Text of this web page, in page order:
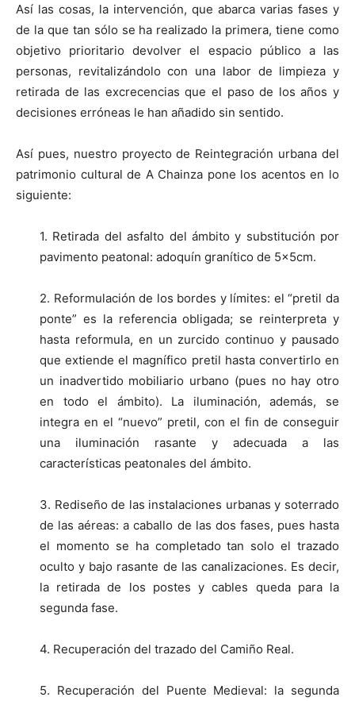
Así las cosas, la intervención, que abarca varias fases y
de la que tan sólo se ha realizado la primera, tiene como
objetivo prioritario devolver el espacio público a las
personas, revitalizándolo con una labor de limpieza y
retirada de las excrecencias que el paso de los años y
decisiones erróneas le han añadido sin sentido.
Así pues, nuestro proyecto de Reintegración urbana del
patrimonio cultural de A Chainza pone los acentos en lo
siguiente:
1. Retirada del asfalto del ámbito y substitución por
pavimento peatonal: adoquín granítico de 5x5cm.
2. Reformulación de los bordes y límites: el “pretil da
ponte” es la referencia obligada; se reinterpreta y
hasta reformula, en un zurcido continuo y pausado
que extiende el magnífico pretil hasta convertirlo en
un inadvertido mobiliario urbano (pues no hay otro
en todo el ámbito). La iluminación, además, se
integra en el “nuevo” pretil, con el fin de conseguir
una iluminación rasante y adecuada a las
características peatonales del ámbito.
3. Rediseño de las instalaciones urbanas y soterrado
de las aéreas: a caballo de las dos fases, pues hasta
el momento se ha completado tan solo el trazado
oculto y bajo rasante de las canalizaciones. Es decir,
la retirada de los postes y cables queda para la
segunda fase.
4. Recuperación del trazado del Camiño Real.
5. Recuperación del Puente Medieval: la segunda